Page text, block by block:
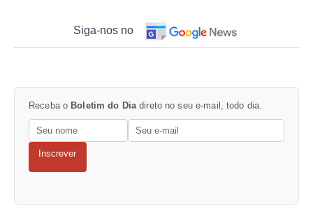
Siga-nos no
Receba o Boletim do Diadireto no seu e-mail, todo dia.
Inscrever